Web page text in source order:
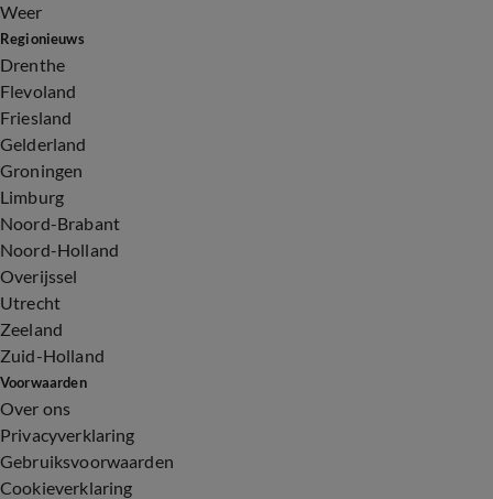
Weer
Regionieuws
Drenthe
Flevoland
Friesland
Gelderland
Groningen
Limburg
Noord-Brabant
Noord-Holland
Overijssel
Utrecht
Zeeland
Zuid-Holland
Voorwaarden
Over ons
Privacyverklaring
Gebruiksvoorwaarden
Cookieverklaring